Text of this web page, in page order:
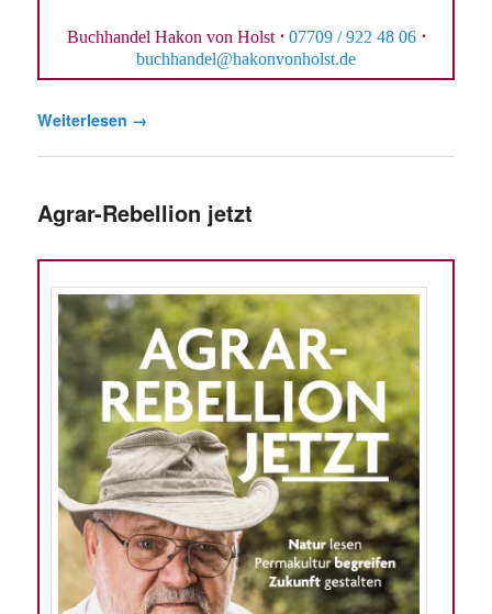
Buchhandel Hakon von Holst · 07709 / 922 48 06 ·
buchhandel@hakonvonholst.de
Weiterlesen →
Agrar-Rebellion jetzt